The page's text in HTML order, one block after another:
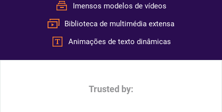
Imensos modelos de vídeos
Biblioteca de multimédia extensa
Animações de texto dinâmicas
Trusted by: